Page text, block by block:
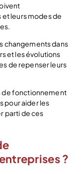
leurs modes de
changements dans
et les évolutions
de repenser leurs
de fonctionnement
pour aider les
parti de ces
?